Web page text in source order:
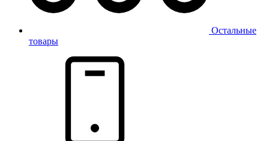
Остальные
товары